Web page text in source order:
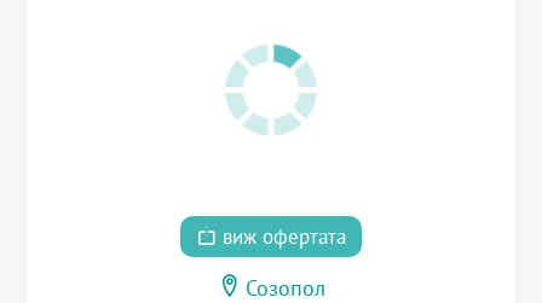
виж офертата
Созопол